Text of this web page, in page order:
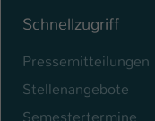
Schnellzugriff
Pressemitteilungen
Stellenangebote
Semestertermine